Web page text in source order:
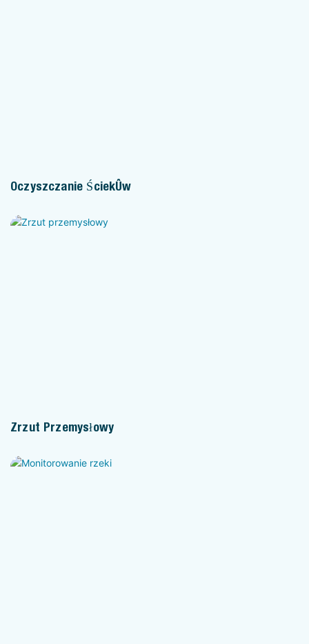
Oczyszczanie Ścieków
Zrzut Przemysłowy